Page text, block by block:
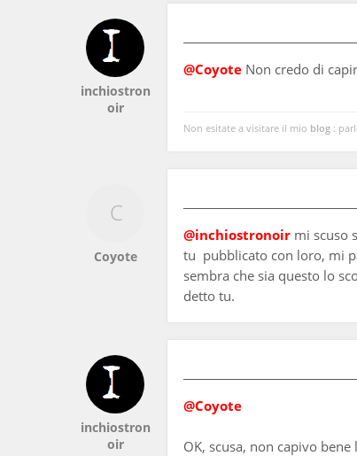
inchiostron
oir
@Coyote Non credo di
Non esitate a visitare il mio blog :
Coyote
@inchiostronoir mi scuso
tu pubblicato con loro, mi
sembra che sia questo lo
detto tu.
inchiostron
oir
@Coyote
OK, scusa, non capivo bene